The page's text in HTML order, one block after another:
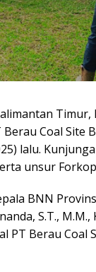
Timur,
Coal Site
lalu.
unsur
BNN
S.T.,
PT Berau